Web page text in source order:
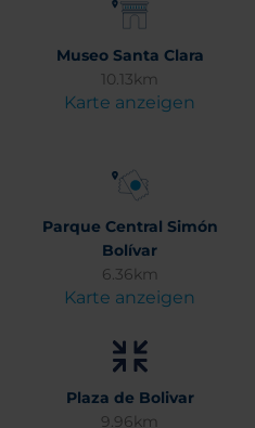
Museo Santa Clara
10.13km
Karte anzeigen
Parque Central Simón
Bolívar
6.36km
Karte anzeigen
Plaza de Bolivar
9.96km